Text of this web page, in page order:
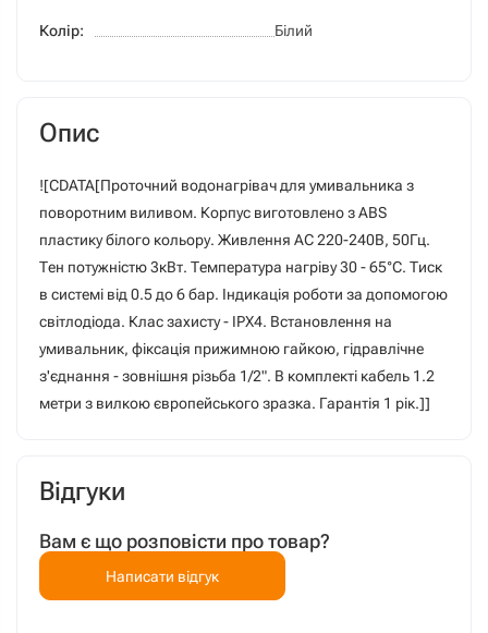
Колір: Білий
Опис
![CDATA[Проточний водонагрівач для умивальника з
поворотним виливом. Корпус виготовлено з ABS
пластику білого кольору. Живлення АС 220-240В, 50Гц.
Тен потужністю 3кВт. Температура нагріву 30 - 65°C. Тиск
в системі від 0.5 до 6 бар. Індикація роботи за допомогою
світлодіода. Клас захисту - ІРХ4. Встановлення на
умивальник, фіксація прижимною гайкою, гідравлічне
з'єднання - зовнішня різьба 1/2". В комплекті кабель 1.2
метри з вилкою європейського зразка. Гарантія 1 рік.]]
Відгуки
Вам є що розповісти про товар?
Написати відгук